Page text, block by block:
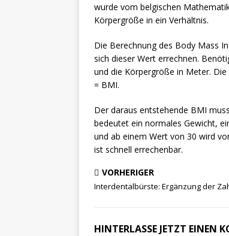
wurde vom belgischen
Körpergröße in ein Verhältnis.
Die Berechnung des Body Mass
sich dieser Wert errechnen.
und die Körpergröße in Meter.
= BMI.
Der daraus entstehende BMI
bedeutet ein normales Gewicht,
und ab einem Wert von 30 wird
ist schnell errechenbar.
VORHERIGER
Interdentalbürste: Ergänzung der
HINTERLASSE JETZT EINEN